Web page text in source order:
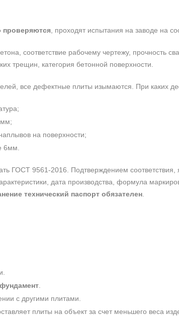
проверяются , проходят испытания на заводе на
соответствие рабочему чертежу, прочность
трещин, категория бетонной поверхности.
все дефектные плиты изымаются. При каких
на поверхности;
6мм.
ГОСТ 9561-2016. Подтверждением
дата производства, формула
технический паспорт обязателен
фундамент
с другими плитами.
плиты на объект за счет меньшего веса